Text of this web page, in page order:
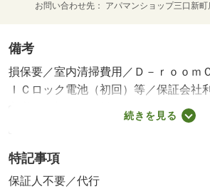
お問い合わせ先 アパマンショップ三口新
備考
損保要／室内清掃費用／Ｄ－ｒｏｏｍ
ＩＣロック電池（初回）等／保証会社
入必須。初回保証料３５０００円、月
の１％＋８００円／月（その他商品あ
料金はご契約前にＬＰガス事業者にご
す。 ルームクリーニング料金に、エ
続きを見る
特記事項
保証人不要／代行